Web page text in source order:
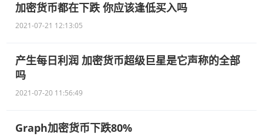
加密货币都在下跌 你应该逢低买入吗
2021-07-21 12:13:05
产生每日利润 加密货币超级巨星是它声称的全部
吗
2021-07-20 11:56:49
Graph加密货币下跌80%